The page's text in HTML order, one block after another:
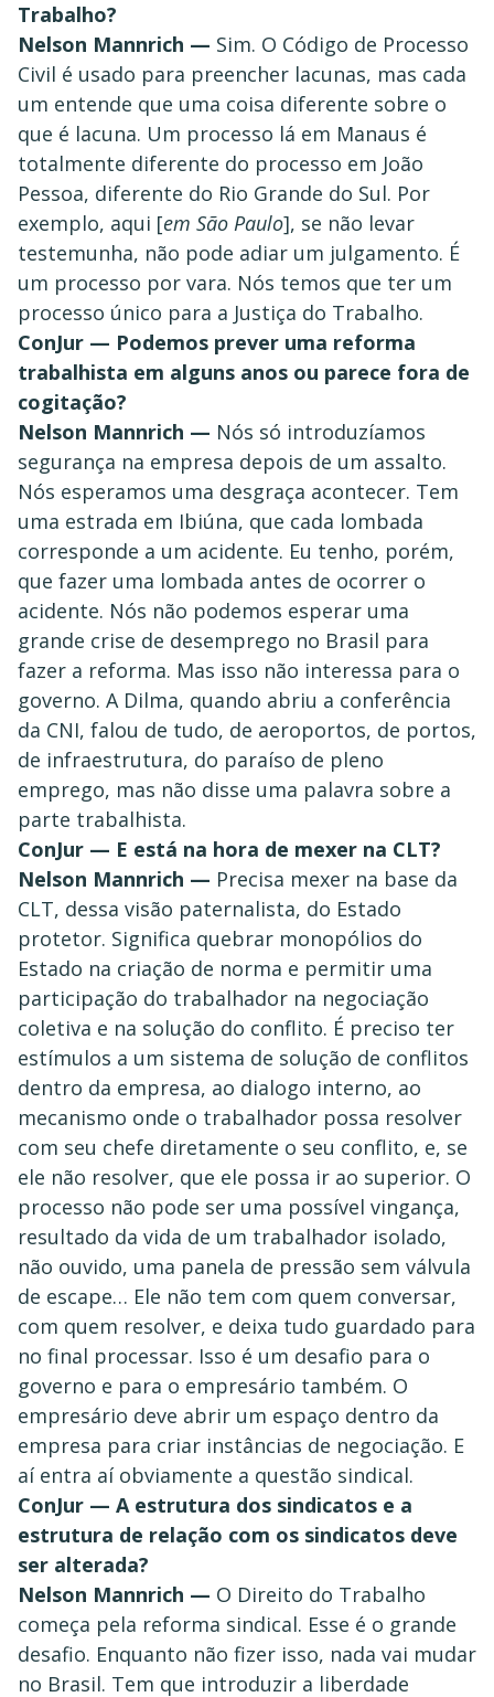
Trabalho?
Nelson Mannrich — Sim. O Código de Processo
Civil é usado para preencher lacunas, mas cada
um entende que uma coisa diferente sobre o
que é lacuna. Um processo lá em Manaus é
totalmente diferente do processo em João
Pessoa, diferente do Rio Grande do Sul. Por
exemplo, aqui [em São Paulo], se não levar
testemunha, não pode adiar um julgamento. É
um processo por vara. Nós temos que ter um
processo único para a Justiça do Trabalho.
ConJur — Podemos prever uma reforma
trabalhista em alguns anos ou parece fora de
cogitação?
Nelson Mannrich — Nós só introduzíamos
segurança na empresa depois de um assalto.
Nós esperamos uma desgraça acontecer. Tem
uma estrada em Ibiúna, que cada lombada
corresponde a um acidente. Eu tenho, porém,
que fazer uma lombada antes de ocorrer o
acidente. Nós não podemos esperar uma
grande crise de desemprego no Brasil para
fazer a reforma. Mas isso não interessa para o
governo. A Dilma, quando abriu a conferência
da CNI, falou de tudo, de aeroportos, de portos,
de infraestrutura, do paraíso de pleno
emprego, mas não disse uma palavra sobre a
parte trabalhista.
ConJur — E está na hora de mexer na CLT?
Nelson Mannrich — Precisa mexer na base da
CLT, dessa visão paternalista, do Estado
protetor. Significa quebrar monopólios do
Estado na criação de norma e permitir uma
participação do trabalhador na negociação
coletiva e na solução do conflito. É preciso ter
estímulos a um sistema de solução de conflitos
dentro da empresa, ao dialogo interno, ao
mecanismo onde o trabalhador possa resolver
com seu chefe diretamente o seu conflito, e, se
ele não resolver, que ele possa ir ao superior. O
processo não pode ser uma possível vingança,
resultado da vida de um trabalhador isolado,
não ouvido, uma panela de pressão sem válvula
de escape… Ele não tem com quem conversar,
com quem resolver, e deixa tudo guardado para
no final processar. Isso é um desafio para o
governo e para o empresário também. O
empresário deve abrir um espaço dentro da
empresa para criar instâncias de negociação. E
aí entra aí obviamente a questão sindical.
ConJur — A estrutura dos sindicatos e a
estrutura de relação com os sindicatos deve
ser alterada?
Nelson Mannrich — O Direito do Trabalho
começa pela reforma sindical. Esse é o grande
desafio. Enquanto não fizer isso, nada vai mudar
no Brasil. Tem que introduzir a liberdade